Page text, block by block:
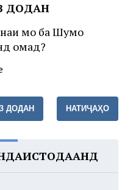
ДОДАН
мо ба Шумо
омад?
ДОДАН НАТИҶАҲО